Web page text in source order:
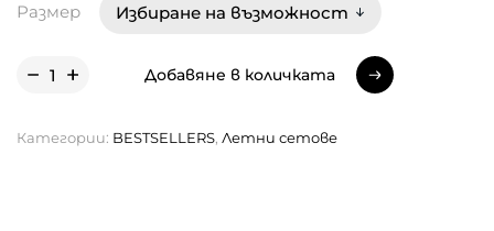
Размер
Добавяне в количката
Категории: BESTSELLERS, Летни сетове